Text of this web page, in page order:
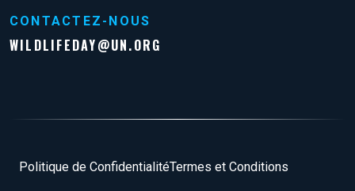
CONTACTEZ-NOUS
WILDLIFEDAY@UN.ORG
Politique de ConfidentialitéTermes et Conditions